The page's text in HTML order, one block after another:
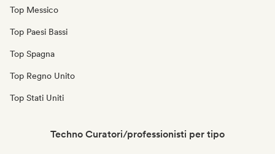
Top Messico
Top Paesi Bassi
Top Spagna
Top Regno Unito
Top Stati Uniti
Techno Curatori/professionisti per tipo